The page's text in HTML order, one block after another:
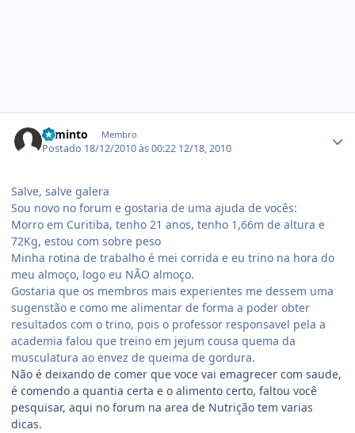
Faminto Membro
Postado 18/12/2010 às 00:22 12/18, 2010
Salve, salve galera
Sou novo no forum e gostaria de uma ajuda de vocês:
Morro em Curitiba, tenho 21 anos, tenho 1,66m de altura e
72Kg, estou com sobre peso
Minha rotina de trabalho é mei corrida e eu trino na hora do
meu almoço, logo eu NÃO almoço.
Gostaria que os membros mais experientes me dessem uma
sugenstão e como me alimentar de forma a poder obter
resultados com o trino, pois o professor responsavel pela a
academia falou que treino em jejum cousa quema da
musculatura ao envez de queima de gordura.
Não é deixando de comer que voce vai emagrecer com saude,
é comendo a quantia certa e o alimento certo, faltou você
pesquisar, aqui no forum na area de Nutrição tem varias
dicas.